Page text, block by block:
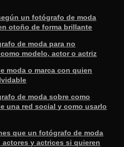
un fotógrafo de moda
otoño de forma brillante
de moda para no
modelo, actor o actriz
moda o marca con quien
de moda sobre como
una red social y como usarlo
que un fotógrafo de moda
actores y actrices si quieren